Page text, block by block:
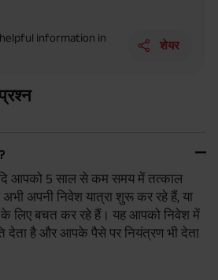
information in
शेयर
आपको 5 साल से कम समय में तत्काल
अपनी निवेश यात्रा शुरू कर रहे हैं, या
लिए बचत कर रहे हैं। यह आपको निवेश में
देता है और आपके पैसे पर नियंत्रण भी देता